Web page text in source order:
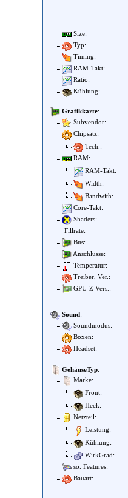
Size:
Typ:
Timing:
RAM-Takt:
Ratio:
Kühlung:
Grafikkarte:
Subvendor:
Chipsatz:
Tech.:
RAM:
RAM-Takt:
Width:
Bandwith:
Core-Takt:
Shaders:
Fillrate:
Bus:
Anschlüsse:
Temperatur:
Treiber, Ver.:
GPU-Z Vers.:
Sound:
Soundmodus:
Boxen:
Headset:
GehäuseTyp:
Marke:
Front:
Heck:
Netzteil:
Leistung:
Kühlung:
WirkGrad:
so. Features:
Bauart: